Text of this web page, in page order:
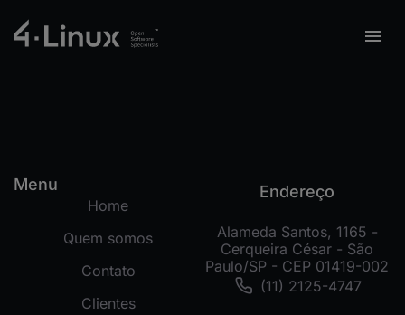
Menu
Home
Quem somos
Contato
Clientes
Endereço
Alameda Santos, 1165 -
Cerqueira César - São
Paulo/SP - CEP 01419-002
(11) 2125-4747